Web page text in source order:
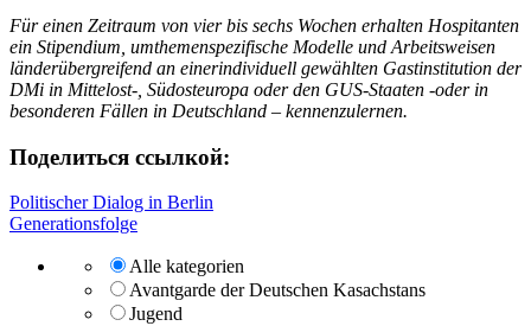
Für einen Zeitraum von vier bis sechs Wochen erhalten Hospitanten
ein Stipendium, umthemenspezifische Modelle und Arbeitsweisen
länderübergreifend an einerindividuell gewählten Gastinstitution der
DMi in Mittelost-, Südosteuropa oder den GUS-Staaten -oder in
besonderen Fällen in Deutschland – kennenzulernen.
Поделиться ссылкой:
Beitragsnavigation
Politischer Dialog in Berlin
Generationsfolge
Alle kategorien
Avantgarde der Deutschen Kasachstans
Jugend